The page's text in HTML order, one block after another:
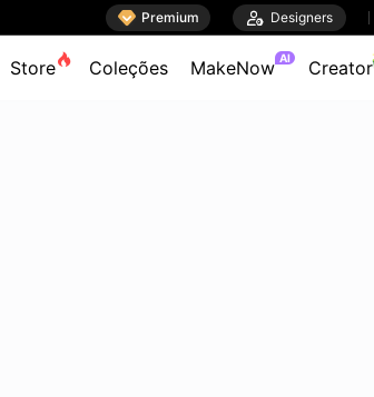
 Premium  Designers
Store Coleções MakeNow AI Creator